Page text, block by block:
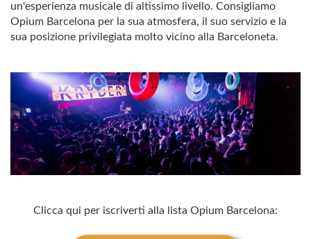
un'esperienza musicale di altissimo livello. Consigliamo
Opium Barcelona per la sua atmosfera, il suo servizio e la
sua posizione privilegiata molto vicino alla Barceloneta.
Clicca qui per iscriverti alla lista Opium Barcelona: